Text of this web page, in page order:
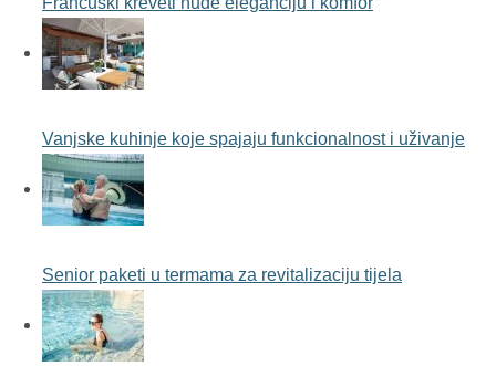
Vanjske kuhinje koje spajaju funkcionalnost i uživanje
Senior paketi u termama za revitalizaciju tijela